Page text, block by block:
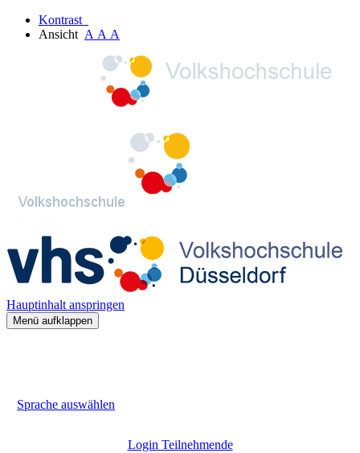
Kontrast
Ansicht A A A
Hauptinhalt anspringen
Menü aufklappen
Sprache auswählen
Login Teilnehmende